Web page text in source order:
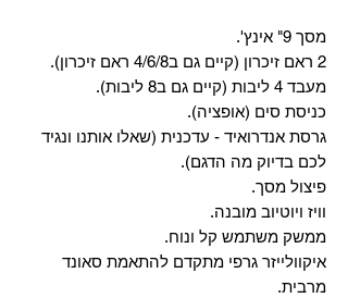
מסך 9" אינץ'.
2 ראם זיכרון (קיים גם ב4/6/8 ראם זיכרון).
מעבד 4 ליבות (קיים גם ב8 ליבות).
כניסת סים (אופציה).
גרסת אנדרואיד - עדכנית (שאלו אותנו ונגיד
לכם בדיוק מה הדגם).
פיצול מסך.
וויז ויוטיוב מובנה.
ממשק משתמש קל ונוח.
איקוולייזר גרפי מתקדם להתאמת סאונד
מרבית.